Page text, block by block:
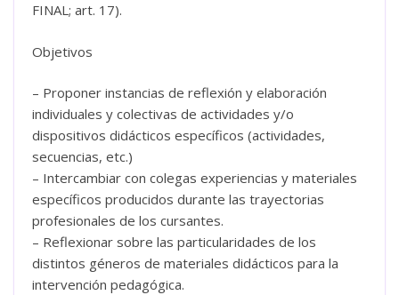
FINAL; art. 17).
Objetivos
– Proponer instancias de reflexión y elaboración
individuales y colectivas de actividades y/o
dispositivos didácticos específicos (actividades,
secuencias, etc.)
– Intercambiar con colegas experiencias y materiales
específicos producidos durante las trayectorias
profesionales de los cursantes.
– Reflexionar sobre las particularidades de los
distintos géneros de materiales didácticos para la
intervención pedagógica.